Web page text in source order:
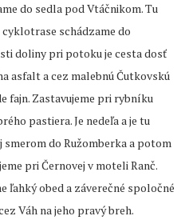
do sedla pod Vtáčnikom. Tu
schádzame do
doliny pri potoku je cesta dosť
asfalt a cez malebnú Čutkovskú
fajn. Zastavujeme pri rybníku
pastiera. Je nedeľa a je tu
do Ružomberka a potom
pri Černovej v moteli Ranč.
ľahký obed a záverečné spoločné
Váh na jeho pravý breh.